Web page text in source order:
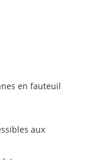
en fauteuil
aux